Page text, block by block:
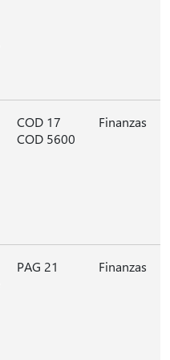
COD 17
COD 5600
Finanzas
PAG 21 Finanzas